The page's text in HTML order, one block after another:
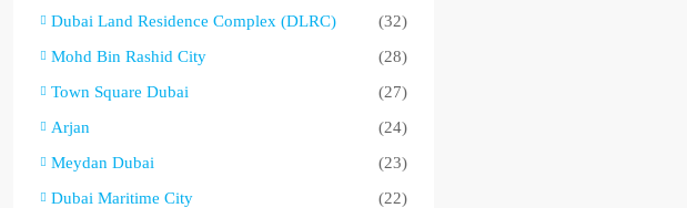
Dubai Land Residence Complex (DLRC)
(32)
Mohd Bin Rashid City
(28)
Town Square Dubai
(27)
Arjan
(24)
Meydan Dubai
(23)
Dubai Maritime City
(22)